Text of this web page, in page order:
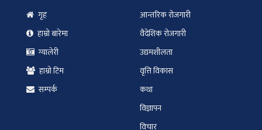
गृह
हाम्रो बारेमा
ग्यालेरी
हाम्रो टिम
सम्पर्क
आन्तरिक रोजगारी
वैदेशिक रोजगारी
उद्यमशीलता
वृत्ति विकास
कथा
विज्ञापन
विचार